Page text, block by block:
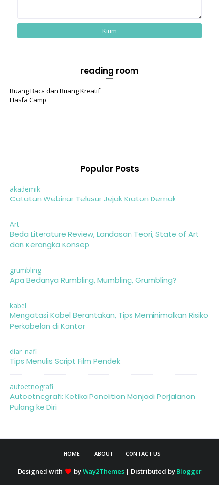
reading room
Ruang Baca dan Ruang Kreatif
Hasfa Camp
Popular Posts
akademik
Catatan Webinar Telusur Jejak Kraton Demak
Art
Beda Literature Review, Landasan Teori, State of Art
dan Kerangka Konsep
grumbling
Apa Bedanya Rumbling, Mumbling, Grumbling?
kabel
Mengatasi Kabel Berantakan, Tips Meminimalkan Risiko
Perkabelan di Kantor
dian nafi
Tips Menulis Script Film Pendek
autoetnografi
Autoetnografi: Ketika Penelitian Menjadi Perjalanan
Pulang ke Diri
HOME ABOUT CONTACT US
Designed with byWay2Themes| Distributed by Blogger